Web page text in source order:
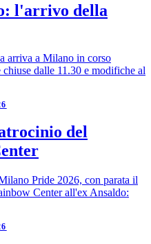
l'arrivo della
arriva a Milano in corso
dalle 11.30 e modifiche al
del
Pride 2026, con parata il
Center all'ex Ansaldo: